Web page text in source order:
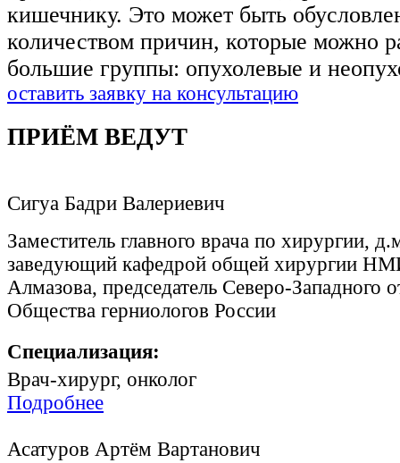
кишечнику. Это может быть
количеством причин, которые можно
большие группы: опухолевые и
оставить заявку на консультацию
ПРИЁМ ВЕДУТ
Сигуа Бадри Валериевич
Заместитель главного врача по хирургии,
заведующий кафедрой общей хирургии
Алмазова, председатель Северо-Западного
Общества герниологов России
Специализация:
Врач-хирург, онколог
Подробнее
Асатуров Артём Вартанович